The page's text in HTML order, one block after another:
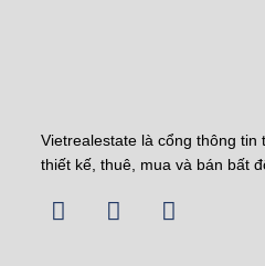
Vietrealestate là cổng thông
thiết kế, thuê, mua và bán bất